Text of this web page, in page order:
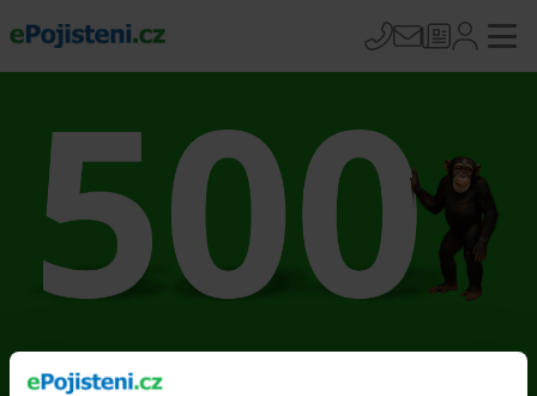
Na stránce se vyskytla